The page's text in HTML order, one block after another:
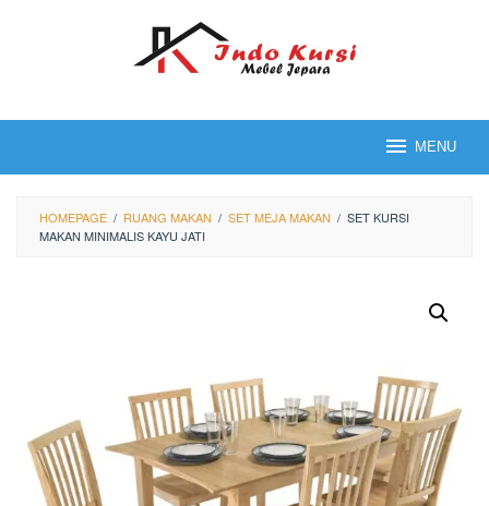
MENU
HOMEPAGE / RUANG MAKAN / SET MEJA MAKAN / SET KURSI
MAKAN MINIMALIS KAYU JATI